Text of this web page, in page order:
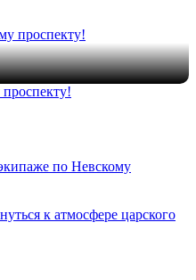
к атмосфере царского